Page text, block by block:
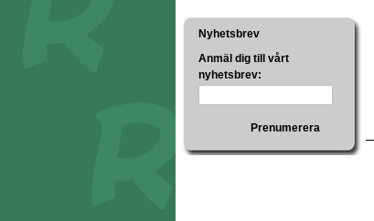
Nyhetsbrev
Anmäl dig till vårt
nyhetsbrev:
Prenumerera